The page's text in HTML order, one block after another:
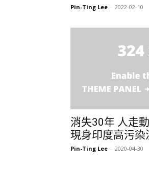
Pin-Ting Lee - 2022-02-10
消失30年 人走
現身印度高污染
Pin-Ting Lee - 2020-04-30